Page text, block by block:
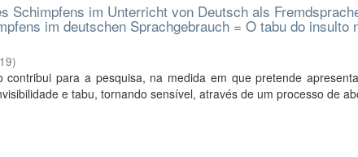
Schimpfens im Unterricht von Deutsch als
im deutschen Sprachgebrauch = O tabu do insulto
)
contribui para a pesquisa, na medida em que pretende
e tabu, tornando sensível, através de um processo de